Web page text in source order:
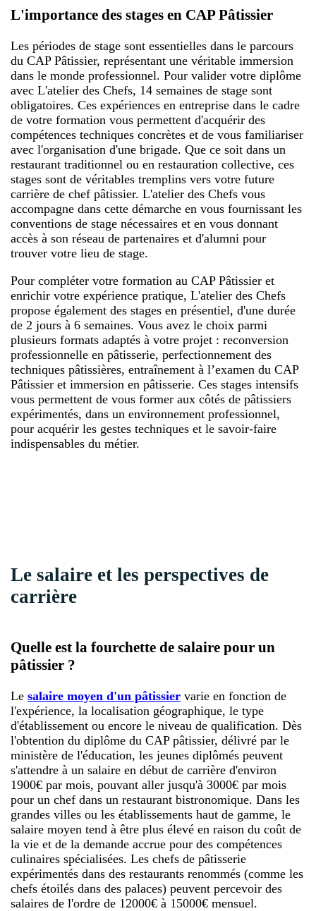
L'importance des stages en CAP Pâtissier
Les périodes de stage sont essentielles dans le parcours
du CAP Pâtissier, représentant une véritable immersion
dans le monde professionnel. Pour valider votre diplôme
avec L'atelier des Chefs, 14 semaines de stage sont
obligatoires. Ces expériences en entreprise dans le cadre
de votre formation vous permettent d'acquérir des
compétences techniques concrètes et de vous familiariser
avec l'organisation d'une brigade. Que ce soit dans un
restaurant traditionnel ou en restauration collective, ces
stages sont de véritables tremplins vers votre future
carrière de chef pâtissier. L'atelier des Chefs vous
accompagne dans cette démarche en vous fournissant les
conventions de stage nécessaires et en vous donnant
accès à son réseau de partenaires et d'alumni pour
trouver votre lieu de stage.
Pour compléter votre formation au CAP Pâtissier et
enrichir votre expérience pratique, L'atelier des Chefs
propose également des stages en présentiel, d'une durée
de 2 jours à 6 semaines. Vous avez le choix parmi
plusieurs formats adaptés à votre projet : reconversion
professionnelle en pâtisserie, perfectionnement des
techniques pâtissières, entraînement à l’examen du CAP
Pâtissier et immersion en pâtisserie. Ces stages intensifs
vous permettent de vous former aux côtés de pâtissiers
expérimentés, dans un environnement professionnel,
pour acquérir les gestes techniques et le savoir-faire
indispensables du métier.
Le salaire et les perspectives de
carrière
Quelle est la fourchette de salaire pour un
pâtissier ?
Le salaire moyen d'un pâtissier varie en fonction de
l'expérience, la localisation géographique, le type
d'établissement ou encore le niveau de qualification. Dès
l'obtention du diplôme du CAP pâtissier, délivré par le
ministère de l'éducation, les jeunes diplômés peuvent
s'attendre à un salaire en début de carrière d'environ
1900€ par mois, pouvant aller jusqu'à 3000€ par mois
pour un chef dans un restaurant bistronomique. Dans les
grandes villes ou les établissements haut de gamme, le
salaire moyen tend à être plus élevé en raison du coût de
la vie et de la demande accrue pour des compétences
culinaires spécialisées. Les chefs de pâtisserie
expérimentés dans des restaurants renommés (comme les
chefs étoilés dans des palaces) peuvent percevoir des
salaires de l'ordre de 12000€ à 15000€ mensuel.